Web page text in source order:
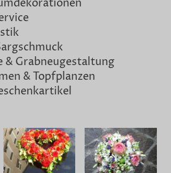
& Grabneugestaltung
& Topfplanzen